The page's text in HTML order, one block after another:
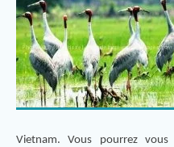
Vietnam. Vous pourrez